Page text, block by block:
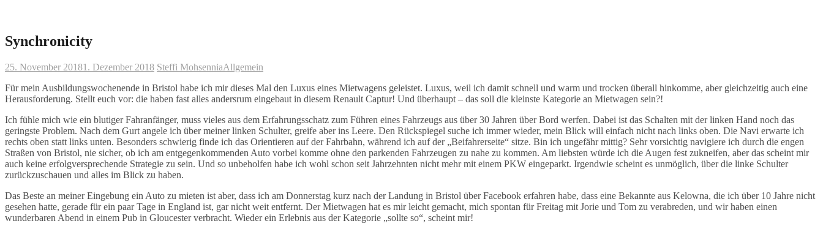
Synchronicity
25. November 20181. Dezember 2018 Steffi MohsenniaAllgemein
Für mein Ausbildungswochenende in Bristol habe ich mir dieses Mal den Luxus eines Mietwagens geleistet. Luxus, weil ich damit schnell und warm und trocken überall hinkomme, aber gleichzeitig auch eine
Herausforderung. Stellt euch vor: die haben fast alles andersrum eingebaut in diesem Renault Captur! Und überhaupt – das soll die kleinste Kategorie an Mietwagen sein?!
Ich fühle mich wie ein blutiger Fahranfänger, muss vieles aus dem Erfahrungsschatz zum Führen eines Fahrzeugs aus über 30 Jahren über Bord werfen. Dabei ist das Schalten mit der linken Hand noch das
geringste Problem. Nach dem Gurt angele ich über meiner linken Schulter, greife aber ins Leere. Den Rückspiegel suche ich immer wieder, mein Blick will einfach nicht nach links oben. Die Navi erwarte ich
rechts oben statt links unten. Besonders schwierig finde ich das Orientieren auf der Fahrbahn, während ich auf der „Beifahrerseite“ sitze. Bin ich ungefähr mittig? Sehr vorsichtig navigiere ich durch die engen
Straßen von Bristol, nie sicher, ob ich am entgegenkommenden Auto vorbei komme ohne den parkenden Fahrzeugen zu nahe zu kommen. Am liebsten würde ich die Augen fest zukneifen, aber das scheint mir
auch keine erfolgversprechende Strategie zu sein. Und so unbeholfen habe ich wohl schon seit Jahrzehnten nicht mehr mit einem PKW eingeparkt. Irgendwie scheint es unmöglich, über die linke Schulter
zurückzuschauen und alles im Blick zu haben.
Das Beste an meiner Eingebung ein Auto zu mieten ist aber, dass ich am Donnerstag kurz nach der Landung in Bristol über Facebook erfahren habe, dass eine Bekannte aus Kelowna, die ich über 10 Jahre nicht
gesehen hatte, gerade für ein paar Tage in England ist, gar nicht weit entfernt. Der Mietwagen hat es mir leicht gemacht, mich spontan für Freitag mit Jorie und Tom zu verabreden, und wir haben einen
wunderbaren Abend in einem Pub in Gloucester verbracht. Wieder ein Erlebnis aus der Kategorie „sollte so“, scheint mir!